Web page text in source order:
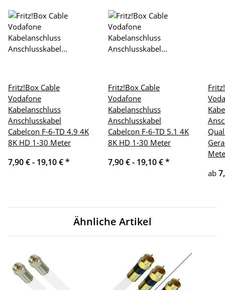
Fritz!Box Cable
Vodafone
Kabelanschluss
Anschlusskabel
Cabelcon F-6-TD 4.9 4K
8K HD 1-30 Meter
7,90 € - 19,10 €*
Fritz!Box Cable
Vodafone
Kabelanschluss
Anschlusskabel
Cabelcon F-6-TD 5.1 4K
8K HD 1-30 Meter
7,90 € - 19,10 €*
ab
Ähnliche Artikel